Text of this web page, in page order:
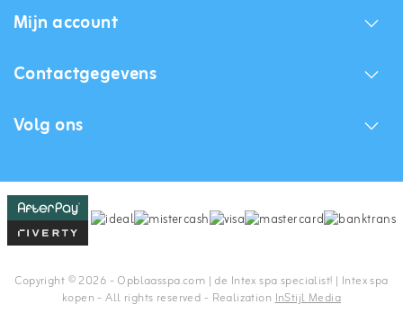
Mijn account
Contactgegevens
Volg ons
Copyright © 2026 - Opblaasspa.com | de Intex spa specialist! | Intex spa
kopen - All rights reserved - RealizationInStijl Media